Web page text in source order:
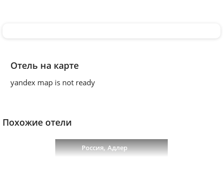
Отель на карте
yandex map is not ready
Похожие отели
Россия,Адлер